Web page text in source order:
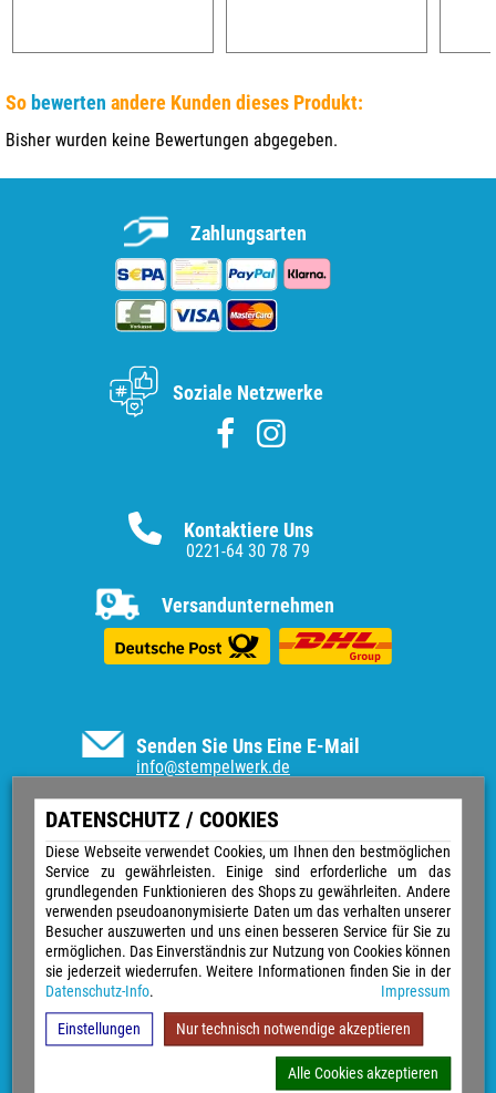
DATENSCHUTZ / COOKIES
Diese Webseite verwendet Cookies, um Ihnen den bestmöglichen
Service zu gewährleisten. Einige sind erforderliche um das
grundlegenden Funktionieren des Shops zu gewährleiten. Andere
verwenden pseudoanonymisierte Daten um das verhalten unserer
Besucher auszuwerten und uns einen besseren Service für Sie zu
ermöglichen. Das Einverständnis zur Nutzung von Cookies können
sie jederzeit wiederrufen. Weitere Informationen finden Sie in der
Datenschutz-Info. Impressum
Einstellungen Nur technisch notwendige akzeptieren
Alle Cookies akzeptieren
So bewerten andere Kunden dieses Produkt:
Bisher wurden keine Bewertungen abgegeben.
Senden Sie Uns Eine E-Mail
info@stempelwerk.de
Informationen
Vertrag widerrufen
Kontakt
Über uns
Impressum
Versand & Zahlungsarten
Widerrufsrecht
Datenschutz
Sitemap
AGB
Magazin
Kontaktiere Uns
0221-64 30 78 79
Versandunternehmen
Zahlungsarten
Soziale Netzwerke